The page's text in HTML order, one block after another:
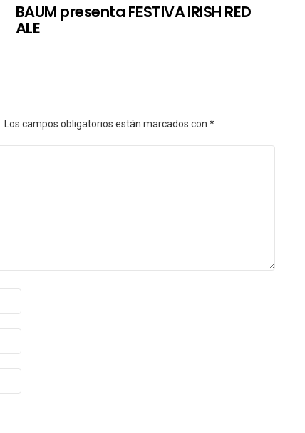
BAUM presenta FESTIVA IRISH RED
ALE
Los campos obligatorios están marcados con *